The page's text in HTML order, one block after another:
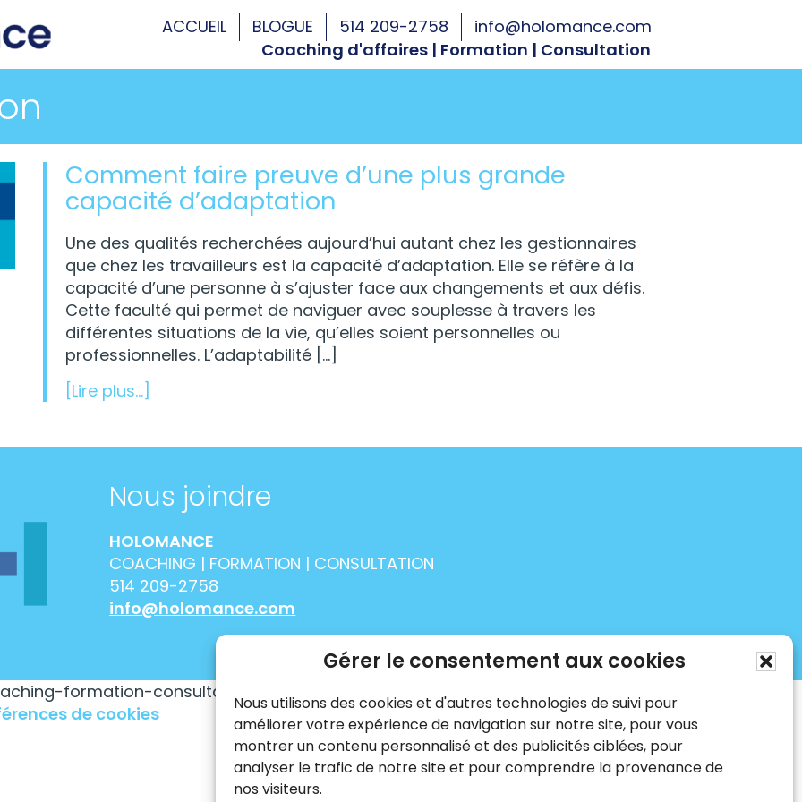
Gérer le consentement aux cookies
Nous utilisons des cookies et d'autres technologies de suivi pour
améliorer votre expérience de navigation sur notre site, pour vous
montrer un contenu personnalisé et des publicités ciblées, pour
analyser le trafic de notre site et pour comprendre la provenance de
nos visiteurs.
ACCUEIL BLOGUE 514 209-2758
info@holomance.com
Coaching d'affaires | Formation | Consultation
Comment faire preuve d’une plus grande
capacité d’adaptation
Une des qualités recherchées aujourd’hui autant chez les gestionnaires
que chez les travailleurs est la capacité d’adaptation. Elle se réfère à la
capacité d’une personne à s’ajuster face aux changements et aux défis.
Cette faculté qui permet de naviguer avec souplesse à travers les
différentes situations de la vie, qu’elles soient personnelles ou
professionnelles. L’adaptabilité […]
[Lire plus...]
Nous joindre
HOLOMANCE
COACHING | FORMATION | CONSULTATION
514 209-2758
info@holomance.com
formation-consultation. Tous droit réservés.
de cookies